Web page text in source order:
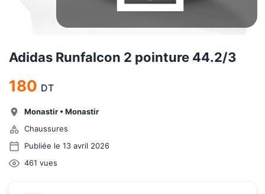
Adidas Runfalcon 2 pointure 44.2/3
180 DT
Monastir • Monastir
Chaussures
Publiée le 13 avril 2026
461 vues